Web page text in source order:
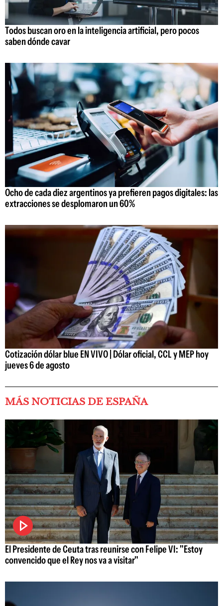
Todos buscan oro en la inteligencia artificial, pero pocos
saben dónde cavar
Ocho de cada diez argentinos ya prefieren pagos digitales: las
extracciones se desplomaron un 60%
Cotización dólar blue EN VIVO | Dólar oficial, CCL y MEP hoy
jueves 6 de agosto
MÁS NOTICIAS DE ESPAÑA
El Presidente de Ceuta tras reunirse con Felipe VI: "Estoy
convencido que el Rey nos va a visitar"